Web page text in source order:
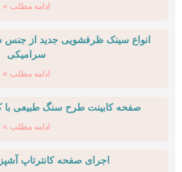
ادامه مطلب »
انواع سینک ظرفشویی جدید از جنس
سرامیکی
ادامه مطلب »
صفحه کابینت طرح سنگ طبیعی با
ادامه مطلب »
اجرای صفحه کانترتاپ